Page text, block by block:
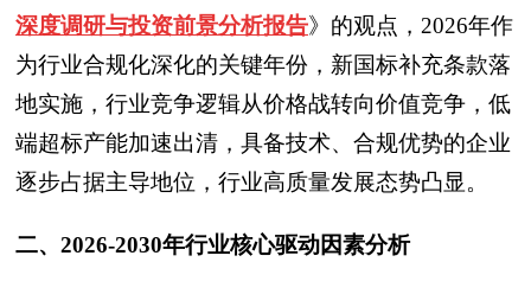
深度调研与投资前景分析报告》的观点，2026年作
为行业合规化深化的关键年份，新国标补充条款落
地实施，行业竞争逻辑从价格战转向价值竞争，低
端超标产能加速出清，具备技术、合规优势的企业
逐步占据主导地位，行业高质量发展态势凸显。
二、2026-2030年行业核心驱动因素分析